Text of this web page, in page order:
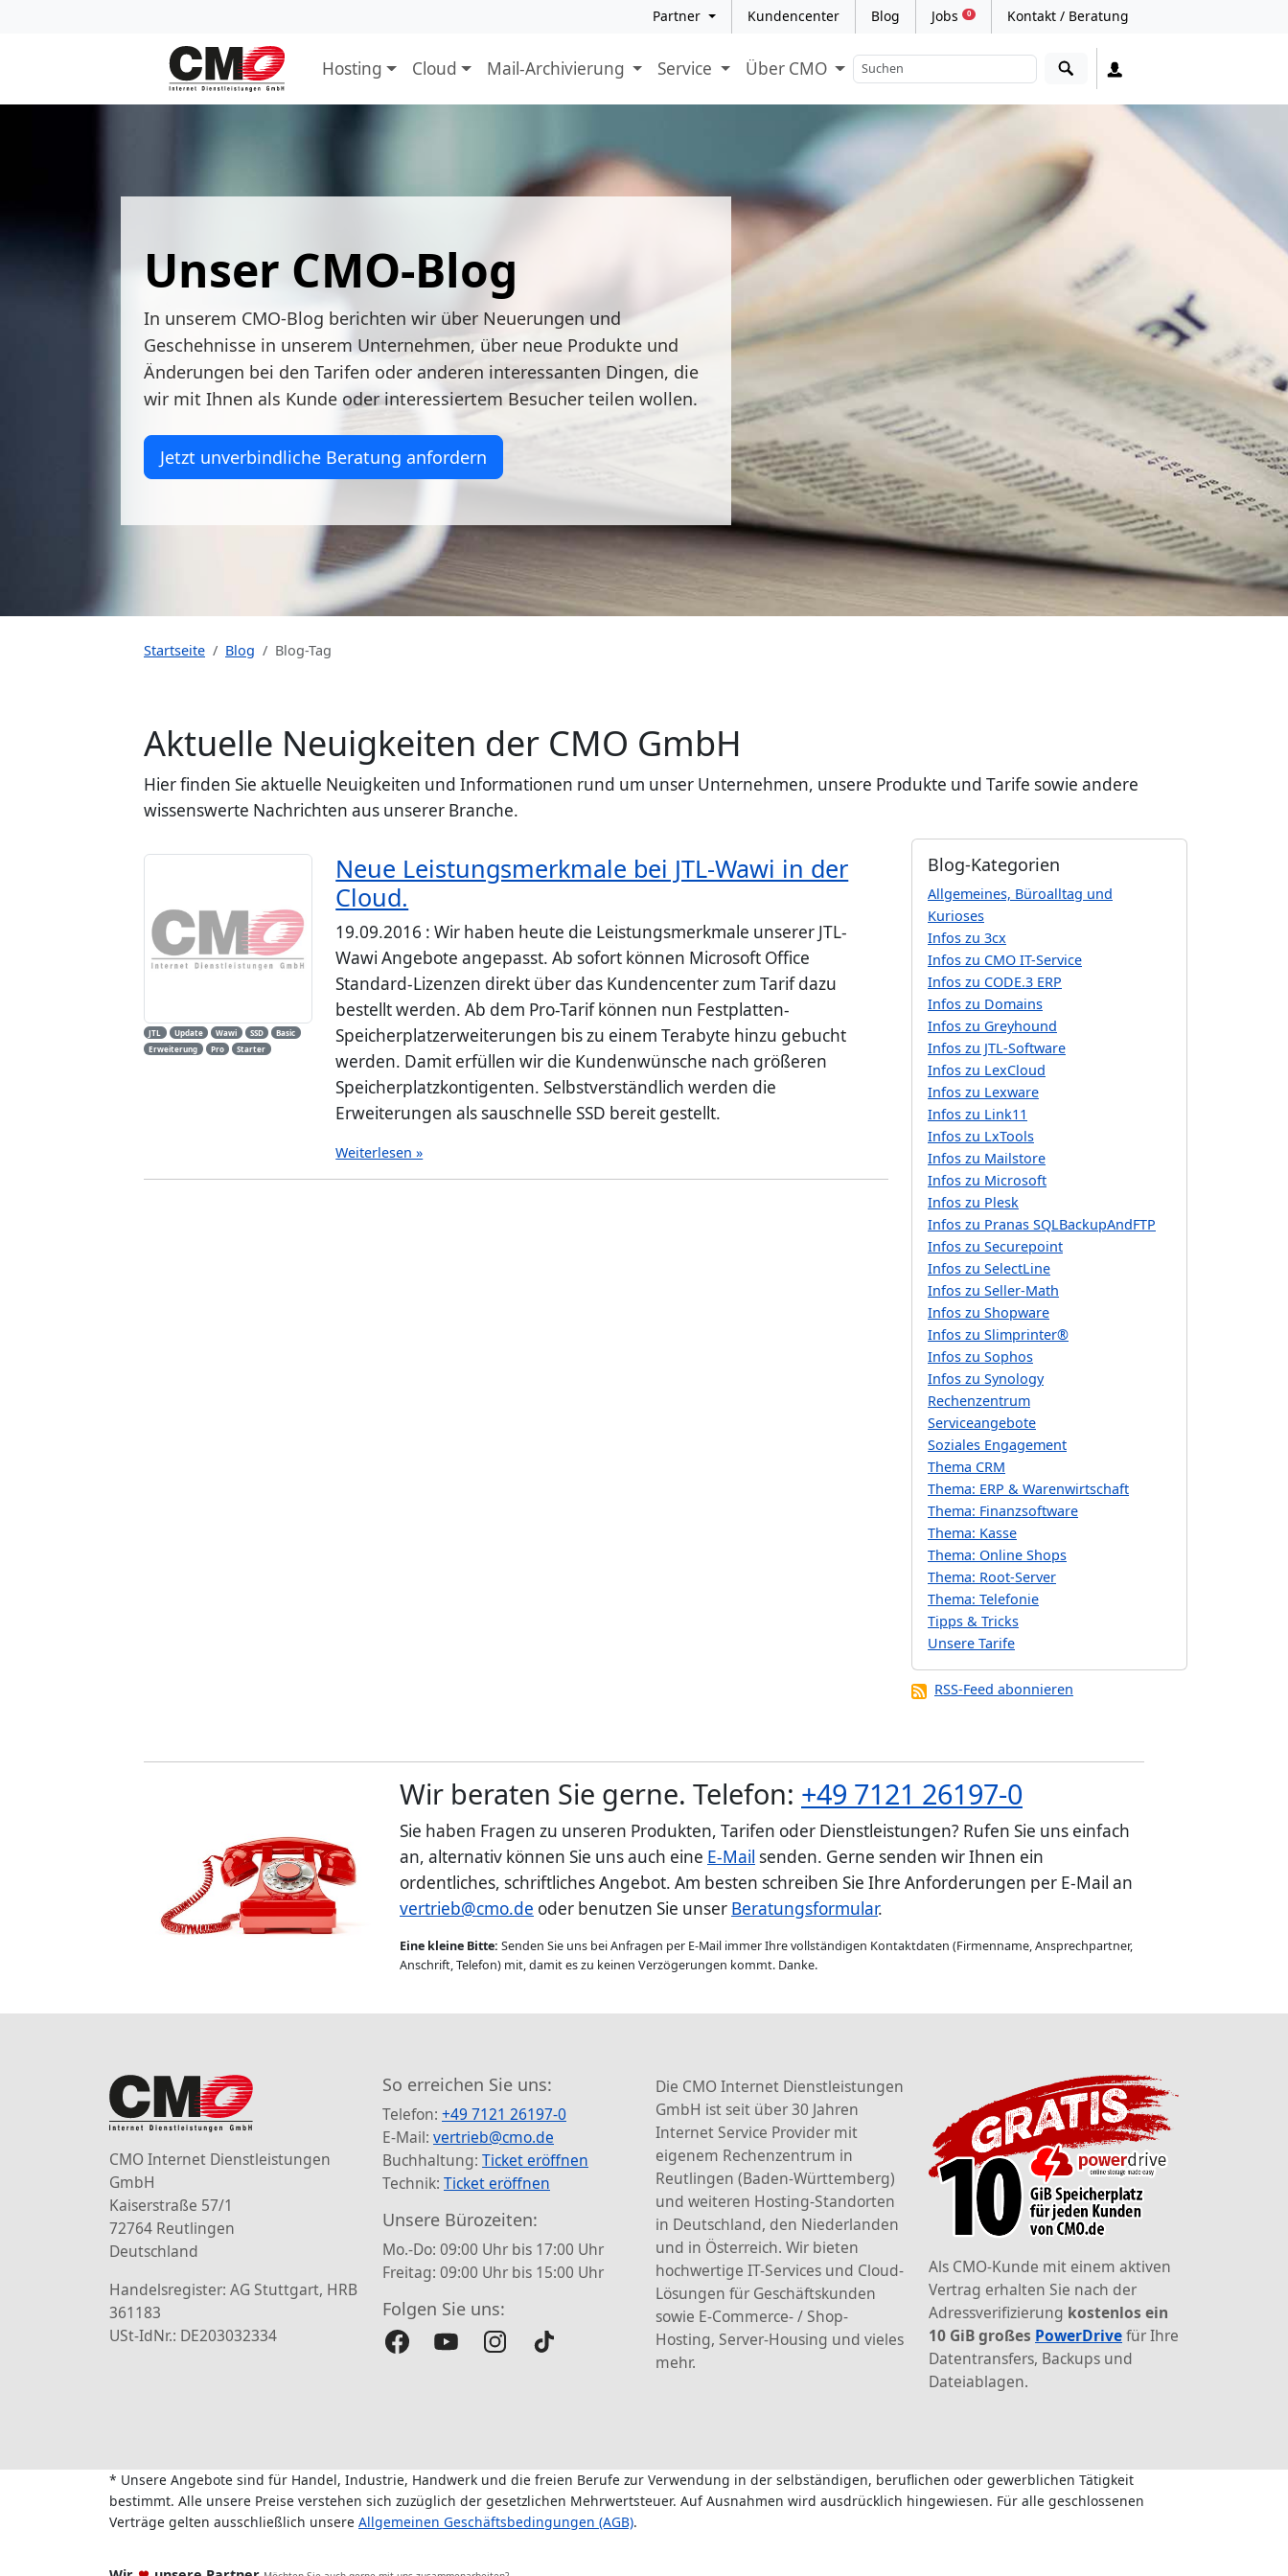
Partner Kundencenter Blog Jobs 0 Kontakt / Beratung
Hosting Cloud Mail-Archivierung Service Über CMO
Unser CMO-Blog
In unserem CMO-Blog berichten wir über Neuerungen und
Geschehnisse in unserem Unternehmen, über neue Produkte und
Änderungen bei den Tarifen oder anderen interessanten Dingen, die
wir mit Ihnen als Kunde oder interessiertem Besucher teilen wollen.
Jetzt unverbindliche Beratung anfordern
Startseite Blog Blog-Tag
Aktuelle Neuigkeiten der CMO GmbH
Hier finden Sie aktuelle Neuigkeiten und Informationen rund um unser Unternehmen, unsere Produkte und Tarife sowie andere
wissenswerte Nachrichten aus unserer Branche.
JTL Update Wawi SSD
Basic
Erweiterung
Pro Starter
Neue Leistungsmerkmale bei JTL-Wawi in der
Cloud.
19.09.2016 : Wir haben heute die Leistungsmerkmale unserer JTL-
Wawi Angebote angepasst. Ab sofort können Microsoft Office
Standard-Lizenzen direkt über das Kundencenter zum Tarif dazu
bestellt werden. Ab dem Pro-Tarif können nun Festplatten-
Speicherplatzerweiterungen bis zu einem Terabyte hinzu gebucht
werden. Damit erfüllen wir die Kundenwünsche nach größeren
Speicherplatzkontigenten. Selbstverständlich werden die
Erweiterungen als sauschnelle SSD bereit gestellt.
Weiterlesen »
Blog-Kategorien
Allgemeines, Büroalltag und
Kurioses
Infos zu 3cx
Infos zu CMO IT-Service
Infos zu CODE.3 ERP
Infos zu Domains
Infos zu Greyhound
Infos zu JTL-Software
Infos zu LexCloud
Infos zu Lexware
Infos zu Link11
Infos zu LxTools
Infos zu Mailstore
Infos zu Microsoft
Infos zu Plesk
Infos zu Pranas SQLBackupAndFTP
Infos zu Securepoint
Infos zu SelectLine
Infos zu Seller-Math
Infos zu Shopware
Infos zu Slimprinter®
Infos zu Sophos
Infos zu Synology
Rechenzentrum
Serviceangebote
Soziales Engagement
Thema CRM
Thema: ERP & Warenwirtschaft
Thema: Finanzsoftware
Thema: Kasse
Thema: Online Shops
Thema: Root-Server
Thema: Telefonie
Tipps & Tricks
Unsere Tarife
RSS-Feed abonnieren
Wir beraten Sie gerne. Telefon: +49 7121 26197-0
Sie haben Fragen zu unseren Produkten, Tarifen oder Dienstleistungen? Rufen Sie uns einfach
an, alternativ können Sie uns auch eine E-Mail senden. Gerne senden wir Ihnen ein
ordentliches, schriftliches Angebot. Am besten schreiben Sie Ihre Anforderungen per E-Mail an
vertrieb@cmo.de oder benutzen Sie unser Beratungsformular.
Eine kleine Bitte: Senden Sie uns bei Anfragen per E-Mail immer Ihre vollständigen Kontaktdaten (Firmenname, Ansprechpartner,
Anschrift, Telefon) mit, damit es zu keinen Verzögerungen kommt. Danke.
CMO Internet Dienstleistungen
GmbH
Kaiserstraße 57/1
72764 Reutlingen
Deutschland
Handelsregister: AG Stuttgart, HRB
361183
USt-IdNr.: DE203032334
So erreichen Sie uns:
Telefon: +49 7121 26197-0
E-Mail: vertrieb@cmo.de
Buchhaltung: Ticket eröffnen
Technik: Ticket eröffnen
Unsere Bürozeiten:
Mo.-Do: 09:00 Uhr bis 17:00 Uhr
Freitag: 09:00 Uhr bis 15:00 Uhr
Folgen Sie uns:
Die CMO Internet Dienstleistungen
GmbH ist seit über 30 Jahren
Internet Service Provider mit
eigenem Rechenzentrum in
Reutlingen (Baden-Württemberg)
und weiteren Hosting-Standorten
in Deutschland, den Niederlanden
und in Österreich. Wir bieten
hochwertige IT-Services und Cloud-
Lösungen für Geschäftskunden
sowie E-Commerce- / Shop-
Hosting, Server-Housing und vieles
mehr.
Als CMO-Kunde mit einem aktiven
Vertrag erhalten Sie nach der
Adressverifizierung kostenlos ein
10 GiB großes PowerDrivefür Ihre
Datentransfers, Backups und
Dateiablagen.
* Unsere Angebote sind für Handel, Industrie, Handwerk und die freien Berufe zur Verwendung in der selbständigen, beruflichen oder gewerblichen Tätigkeit
bestimmt. Alle unsere Preise verstehen sich zuzüglich der gesetzlichen Mehrwertsteuer. Auf Ausnahmen wird ausdrücklich hingewiesen. Für alle geschlossenen
Verträge gelten ausschließlich unsere Allgemeinen Geschäftsbedingungen (AGB).